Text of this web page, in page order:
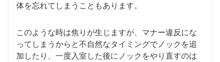
体を忘れてしまうこともあります。
このような時は焦りが生じますが、マナー違反にな
ってしまうからと不自然なタイミングでノックを追
加したり、一度入室した後にノックをやり直すのは